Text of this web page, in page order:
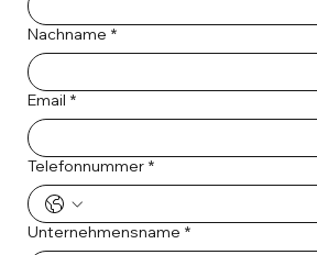
Nachname *
Email *
Telefonnummer *
Unternehmensname *